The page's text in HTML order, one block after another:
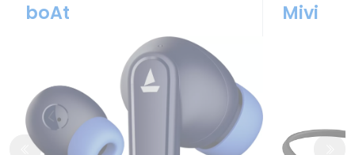
boAt Mivi